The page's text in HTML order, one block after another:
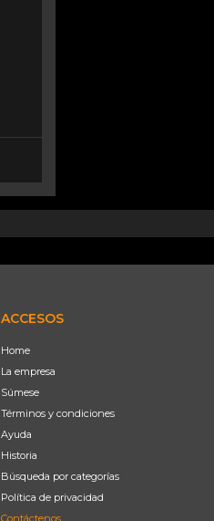
ACCESOS
Home
La empresa
Súmese
Términos y condiciones
Ayuda
Historia
Búsqueda por categorías
Política de privacidad
Contáctenos